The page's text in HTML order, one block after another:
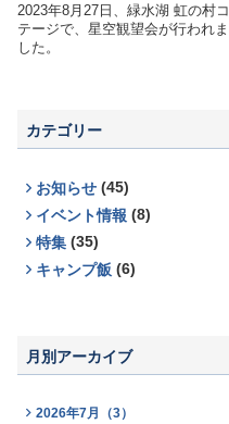
2023年8月27日、緑水湖 虹の村コ
テージで、星空観望会が行われま
した。
カテゴリー
お知らせ (45)
イベント情報 (8)
特集 (35)
キャンプ飯 (6)
月別アーカイブ
2026年7月（3）